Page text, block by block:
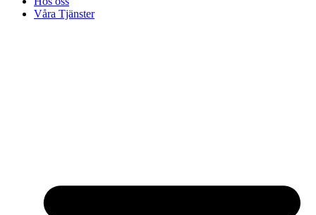
Våra Tjänster